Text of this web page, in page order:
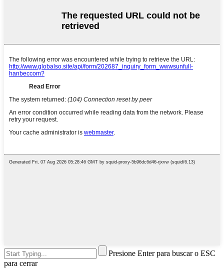
Presione Enter para buscar o ESC
para cerrar